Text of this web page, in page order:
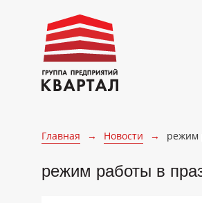
Главная → Новости → режим
режим работы в